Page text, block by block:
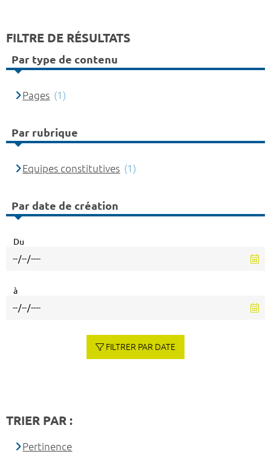
FILTRE DE RÉSULTATS
Par type de contenu
Pages (1)
Par rubrique
Equipes constitutives (1)
Par date de création
Du
à
FILTRER PAR DATE
TRIER PAR :
Pertinence